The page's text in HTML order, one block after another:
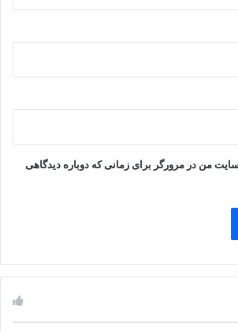
من در مرورگر برای زمانی که دوباره دیدگاهی